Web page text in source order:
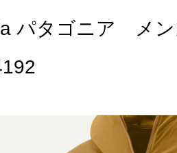
パタゴニア メン